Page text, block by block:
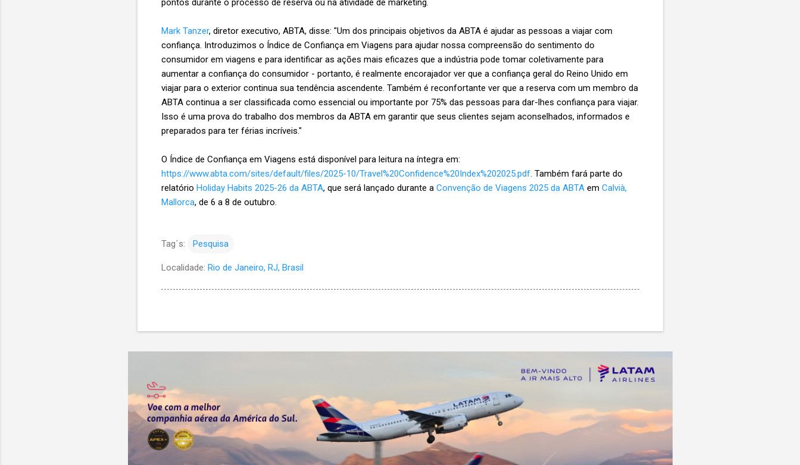
pontos durante o processo de reserva ou na atividade de marketing.
Mark Tanzer, diretor executivo, ABTA, disse: "Um dos principais objetivos da ABTA é ajudar as pessoas a viajar com
confiança. Introduzimos o Índice de Confiança em Viagens para ajudar nossa compreensão do sentimento do
consumidor em viagens e para identificar as ações mais eficazes que a indústria pode tomar coletivamente para
aumentar a confiança do consumidor - portanto, é realmente encorajador ver que a confiança geral do Reino Unido em
viajar para o exterior continua sua tendência ascendente. Também é reconfortante ver que a reserva com um membro da
ABTA continua a ser classificada como essencial ou importante por 75% das pessoas para dar-lhes confiança para viajar.
Isso é uma prova do trabalho dos membros da ABTA em garantir que seus clientes sejam aconselhados, informados e
preparados para ter férias incríveis."
O Índice de Confiança em Viagens está disponível para leitura na íntegra em:
https://www.abta.com/sites/default/files/2025-10/Travel%20Confidence%20Index%202025.pdf. Também fará parte do
relatório Holiday Habits 2025-26 da ABTA, que será lançado durante a Convenção de Viagens 2025 da ABTAem Calvià,
Mallorca, de 6 a 8 de outubro.
Tag´s: Pesquisa
Localidade: Rio de Janeiro, RJ, Brasil